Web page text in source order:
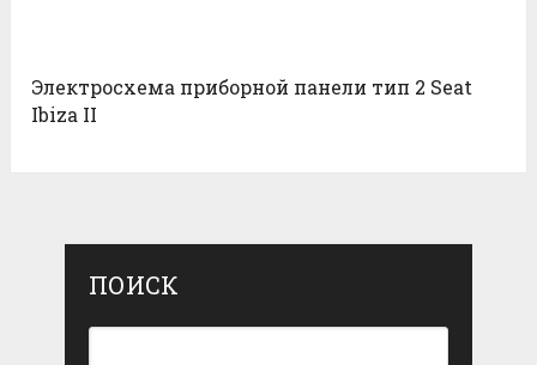
Электросхема приборной панели тип 2 Seat
Ibiza II
ПОИСК